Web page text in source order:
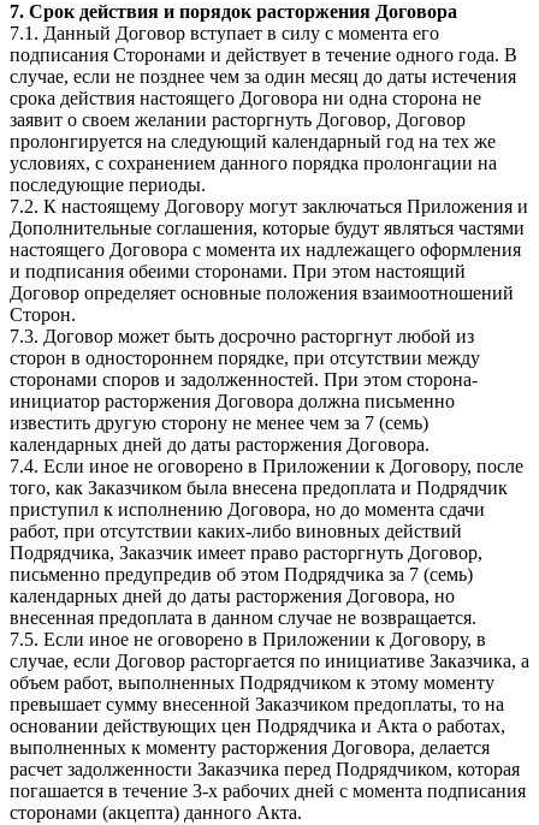
7. Срок действия и порядок расторжения Договора
7.1. Данный Договор вступает в силу с момента его
подписания Сторонами и действует в течение одного года. В
случае, если не позднее чем за один месяц до даты истечения
срока действия настоящего Договора ни одна сторона не
заявит о своем желании расторгнуть Договор, Договор
пролонгируется на следующий календарный год на тех же
условиях, с сохранением данного порядка пролонгации на
последующие периоды.
7.2. К настоящему Договору могут заключаться Приложения и
Дополнительные соглашения, которые будут являться частями
настоящего Договора с момента их надлежащего оформления
и подписания обеими сторонами. При этом настоящий
Договор определяет основные положения взаимоотношений
Сторон.
7.3. Договор может быть досрочно расторгнут любой из
сторон в одностороннем порядке, при отсутствии между
сторонами споров и задолженностей. При этом сторона-
инициатор расторжения Договора должна письменно
известить другую сторону не менее чем за 7 (семь)
календарных дней до даты расторжения Договора.
7.4. Если иное не оговорено в Приложении к Договору, после
того, как Заказчиком была внесена предоплата и Подрядчик
приступил к исполнению Договора, но до момента сдачи
работ, при отсутствии каких-либо виновных действий
Подрядчика, Заказчик имеет право расторгнуть Договор,
письменно предупредив об этом Подрядчика за 7 (семь)
календарных дней до даты расторжения Договора, но
внесенная предоплата в данном случае не возвращается.
7.5. Если иное не оговорено в Приложении к Договору, в
случае, если Договор расторгается по инициативе Заказчика, а
объем работ, выполненных Подрядчиком к этому моменту
превышает сумму внесенной Заказчиком предоплаты, то на
основании действующих цен Подрядчика и Акта о работах,
выполненных к моменту расторжения Договора, делается
расчет задолженности Заказчика перед Подрядчиком, которая
погашается в течение 3-х рабочих дней с момента подписания
сторонами (акцепта) данного Акта.